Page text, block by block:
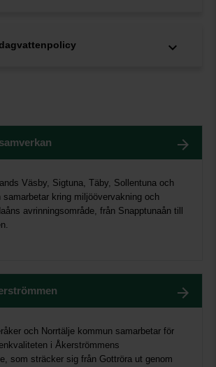
Väsby, Sigtuna, Täby, Sollentuna och
kring miljöövervakning och
avrinningsområde, från Snapptunaån till
och Norrtälje kommun samarbetar för
i Åkerströmmens
som sträcker sig från Gottröra ut genom